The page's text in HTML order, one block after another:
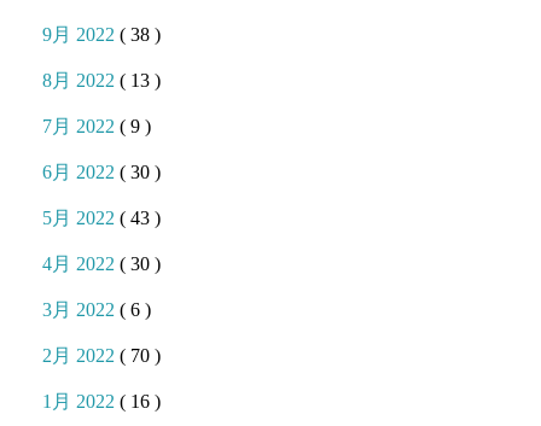
9月 2022( 38 )
8月 2022( 13 )
7月 2022( 9 )
6月 2022( 30 )
5月 2022( 43 )
4月 2022( 30 )
3月 2022( 6 )
2月 2022( 70 )
1月 2022( 16 )